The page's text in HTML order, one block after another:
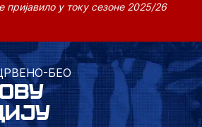
пријавило у току сезоне 2025/26
БЕО